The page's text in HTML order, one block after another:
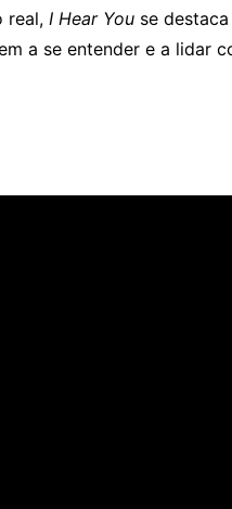
real, I Hear You se
a se entender e a lidar